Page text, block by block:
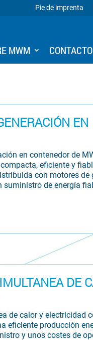
Pie de imprenta
MWM CONTACTO
EN
en contenedor de
eficiente y
con motores de
de energía
DE
de calor y electricidad
eficiente producción
y unos costes de